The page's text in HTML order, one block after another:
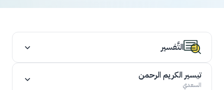
التَّفسير
تيسير الكريم الرحمن
السعدي